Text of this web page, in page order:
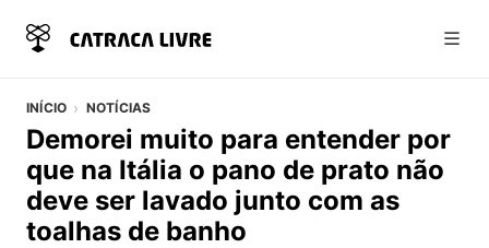
INÍCIO NOTÍCIAS
Demorei muito para entender por
que na Itália o pano de prato não
deve ser lavado junto com as
toalhas de banho